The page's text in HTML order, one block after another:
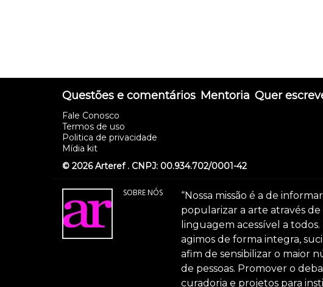
Questões e comentários
Fale Conosco
Termos de uso
Politica de privacidade
Mídia kit
Mentoria Quer
© 2026 Arteref . CNPJ: 00.934.702/0001-42
SOBRE NÓS
“Nossa missão é a de
popularizar a arte através de
linguagem acessível a todos.
agimos de forma integra,
afim de sensibilizar o maior
de pessoas. Promover o
curadoria e projetos para